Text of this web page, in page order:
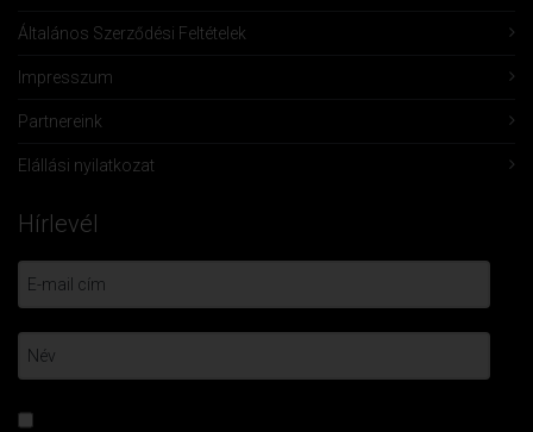
Általános Szerződési Feltételek
Impresszum
Partnereink
Elállási nyilatkozat
Hírlevél